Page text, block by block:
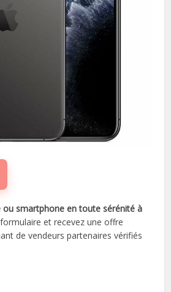
ou smartphone en toute sérénité à
et recevez une offre
de vendeurs partenaires vérifiés